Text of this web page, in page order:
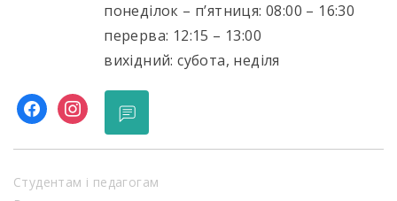
понеділок – п’ятниця: 08:00 – 16:30
перерва: 12:15 – 13:00
вихідний: субота, неділя
facebookinstagram
Студентам і педагогам